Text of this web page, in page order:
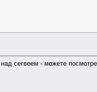
сегвеем - можете